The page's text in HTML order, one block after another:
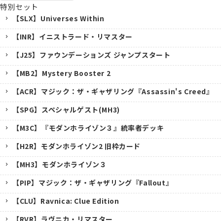
特別セット
【SLX】Universes Within
【INR】イニストラード・リマスター
【J25】ファウンデーションズ ジャンプスタート
【MB2】Mystery Booster 2
【ACR】マジック：ザ・ギャザリング『Assassin's Creed』
【SPG】スペシャルゲスト(MH3)
【M3C】『モダンホライゾン３』統率者デッキ
【H2R】モダンホライゾン2 旧枠カード
【MH3】モダンホライゾン３
【PIP】マジック：ザ・ギャザリング『Fallout』
【CLU】Ravnica: Clue Edition
【RVR】ラヴニカ・リマスター